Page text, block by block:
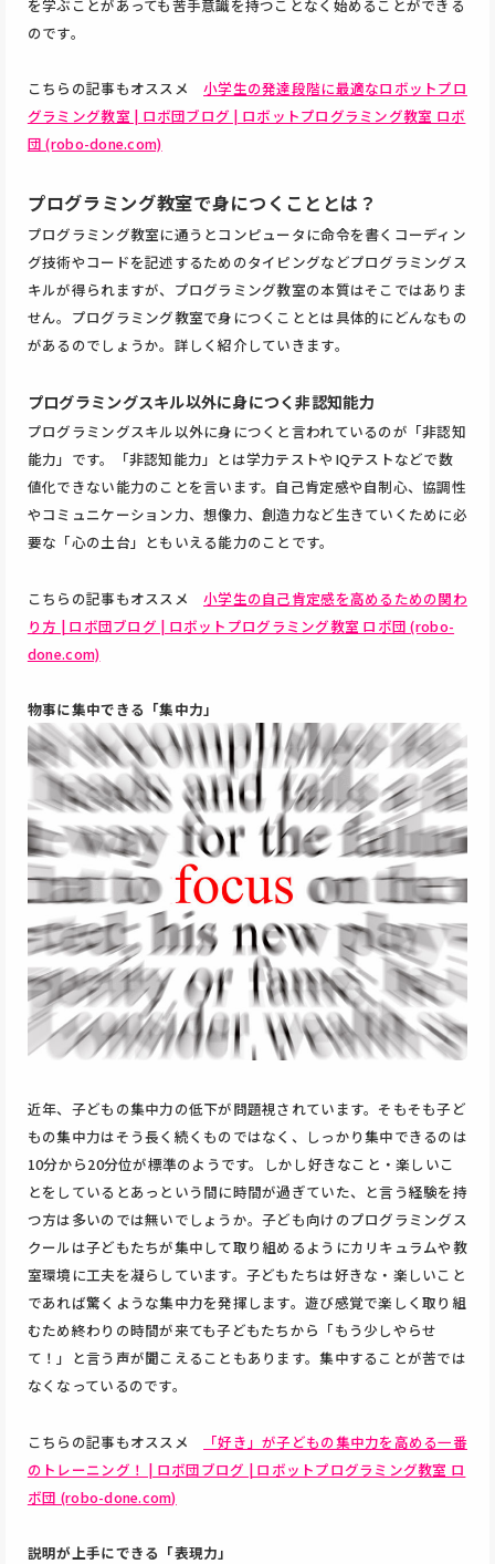
を学ぶことがあっても苦手意識を持つことなく始めることができる
のです。
こちらの記事もオススメ小学生の発達段階に最適なロボットプロ
グラミング教室 | ロボ団ブログ | ロボットプログラミング教室 ロボ
団 (robo-done.com)
プログラミング教室で身につくこととは？
プログラミング教室に通うとコンピュータに命令を書くコーディン
グ技術やコードを記述するためのタイピングなどプログラミングス
キルが得られますが、プログラミング教室の本質はそこではありま
せん。プログラミング教室で身につくこととは具体的にどんなもの
があるのでしょうか。詳しく紹介していきます。
プログラミングスキル以外に身につく非認知能力
プログラミングスキル以外に身につくと言われているのが「非認知
能力」です。「非認知能力」とは学力テストやIQテストなどで数
値化できない能力のことを言います。自己肯定感や自制心、協調性
やコミュニケーション力、想像力、創造力など生きていくために必
要な「心の土台」ともいえる能力のことです。
こちらの記事もオススメ小学生の自己肯定感を高めるための関わ
り方 | ロボ団ブログ | ロボットプログラミング教室 ロボ団 (robo-
done.com)
物事に集中できる「集中力」
近年、子どもの集中力の低下が問題視されています。そもそも子ど
もの集中力はそう長く続くものではなく、しっかり集中できるのは
10分から20分位が標準のようです。しかし好きなこと・楽しいこ
とをしているとあっという間に時間が過ぎていた、と言う経験を持
つ方は多いのでは無いでしょうか。子ども向けのプログラミングス
クールは子どもたちが集中して取り組めるようにカリキュラムや教
室環境に工夫を凝らしています。子どもたちは好きな・楽しいこと
であれば驚くような集中力を発揮します。遊び感覚で楽しく取り組
むため終わりの時間が来ても子どもたちから「もう少しやらせ
て！」と言う声が聞こえることもあります。集中することが苦では
なくなっているのです。
こちらの記事もオススメ
「好き」が子どもの集中力を高める一番
のトレーニング！ | ロボ団ブログ | ロボットプログラミング教室 ロ
ボ団 (robo-done.com)
説明が上手にできる「表現力」